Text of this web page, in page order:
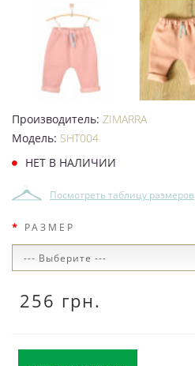
Производитель: ZIMARRA
Модель: SHT004
НЕТ В НАЛИЧИИ
Посмотреть таблицу размеров
РАЗМЕР
256 грн.